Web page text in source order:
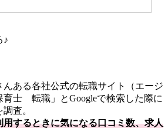
♪
ある各社公式の転職サイト（エージ
育士 転職」とGoogleで検索した際に
査。
するときに気になる口コミ数、求人